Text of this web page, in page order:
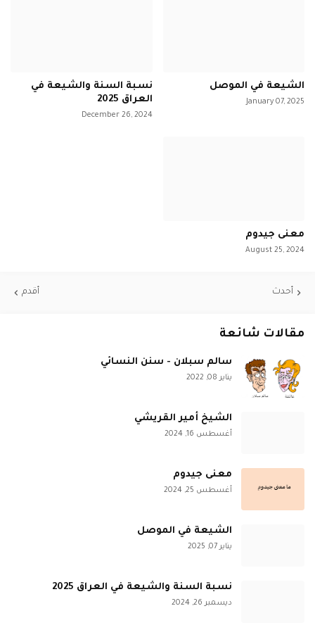
الشيعة في الموصل
January 07, 2025
نسبة السنة والشيعة في
العراق 2025
December 26, 2024
معنى جيدوم
August 25, 2024
أحدث أقدم
مقالات شائعة
سالم سبلان - سنن النسائي
يناير 08, 2022
الشيخ أمير القريشي
أغسطس 16, 2024
معنى جيدوم
أغسطس 25, 2024
الشيعة في الموصل
يناير 07, 2025
نسبة السنة والشيعة في العراق 2025
ديسمبر 26, 2024